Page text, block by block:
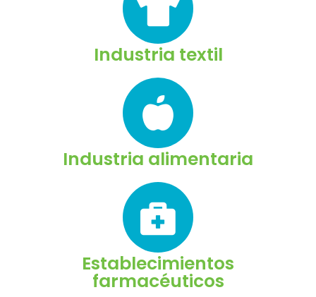
Industria textil
Industria alimentaria
Establecimientos
farmacéuticos